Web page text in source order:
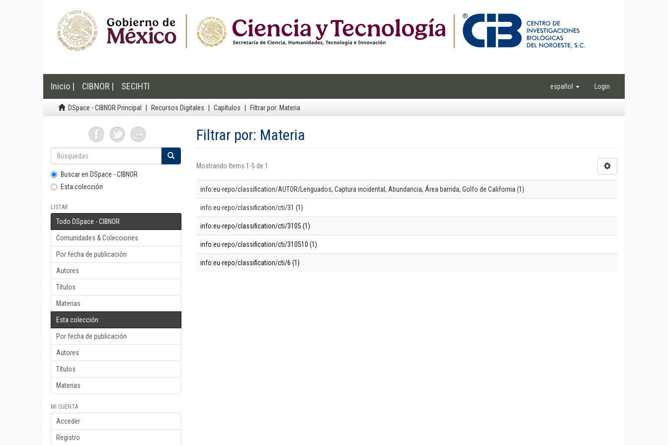
Inicio | CIBNOR | SECIHTI español Login
DSpace - CIBNOR Principal Recursos Digitales Capítulos Filtrar por: Materia
Buscar en DSpace - CIBNOR
Esta colección
LISTAR
Todo DSpace - CIBNOR
Comunidades & Colecciones
Por fecha de publicación
Autores
Títulos
Materias
Esta colección
Por fecha de publicación
Autores
Títulos
Materias
MI CUENTA
Acceder
Registro
Filtrar por: Materia
Mostrando ítems 1-5 de 1
info:eu-repo/classification/AUTOR/Lenguados, Captura incidental, Abundancia, Área barrida, Golfo de California (1)
info:eu-repo/classification/cti/31 (1)
info:eu-repo/classification/cti/3105 (1)
info:eu-repo/classification/cti/310510 (1)
info:eu-repo/classification/cti/6 (1)